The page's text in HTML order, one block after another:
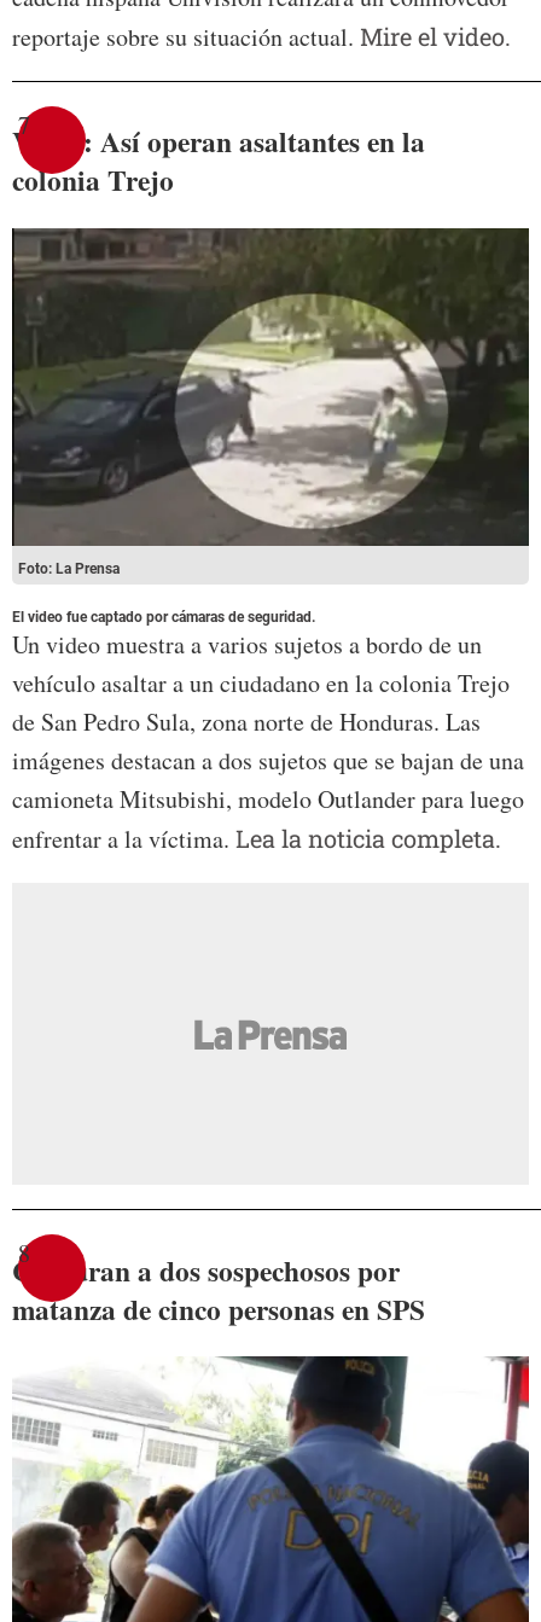
reportaje sobre su situación actual. Mire el video.
7
Video: Así operan asaltantes en la
colonia Trejo
Foto: La Prensa
El video fue captado por cámaras de seguridad.
Un video muestra a varios sujetos a bordo de un
vehículo asaltar a un ciudadano en la colonia Trejo
de San Pedro Sula, zona norte de Honduras. Las
imágenes destacan a dos sujetos que se bajan de una
camioneta Mitsubishi, modelo Outlander para luego
enfrentar a la víctima. Lea la noticia completa.
8
Capturan a dos sospechosos por
matanza de cinco personas en SPS